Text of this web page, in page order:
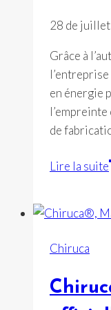
28 de
Grâce à
en énergie
de
Lire la suite
Chiruca